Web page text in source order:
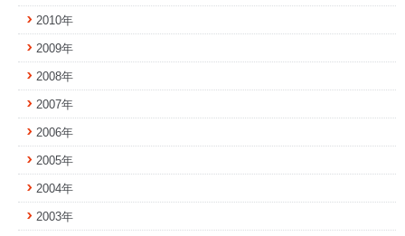
2010年
2009年
2008年
2007年
2006年
2005年
2004年
2003年